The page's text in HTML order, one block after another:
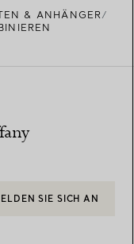
& ANHÄNGER
SIE SICH AN